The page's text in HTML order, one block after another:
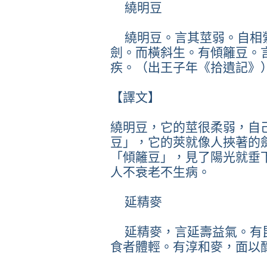
繞明豆
繞明豆。言其莖弱。自相
劍。而橫斜生。有傾籬豆。
疾。（出王子年《拾遺記》
【譯文】
繞明豆，它的莖很柔弱，自
豆」，它的莢就像人挾著的
「傾籬豆」，見了陽光就
人不衰老不生病。
延精麥
延精麥，言延壽益氣。有
食者體輕。有淳和麥，面以